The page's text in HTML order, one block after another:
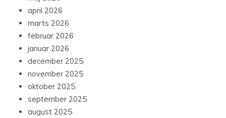
april 2026
marts 2026
februar 2026
januar 2026
december 2025
november 2025
oktober 2025
september 2025
august 2025